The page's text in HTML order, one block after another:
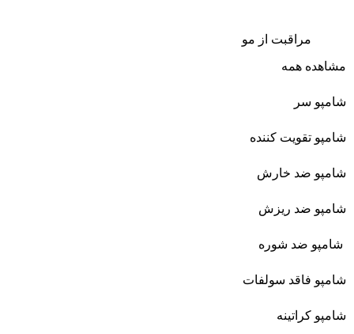
مراقبت از مو
مشاهده همه
شامپو سر
شامپو تقویت کننده
شامپو ضد خارش
شامپو ضد ریزش
شامپو ضد شوره
شامپو فاقد سولفات
شامپو کراتینه